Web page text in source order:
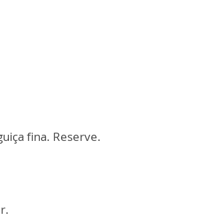
fina. Reserve.